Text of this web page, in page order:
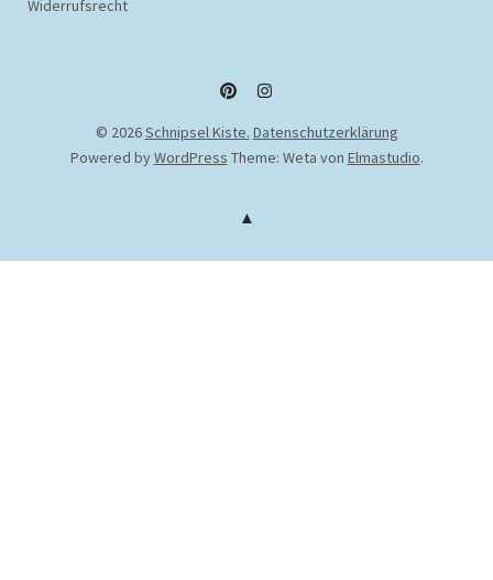
Widerrufsrecht
PinterestInstagram
© 2026Schnipsel Kiste. Datenschutzerklärung
Powered byWordPress Theme: Weta von Elmastudio.